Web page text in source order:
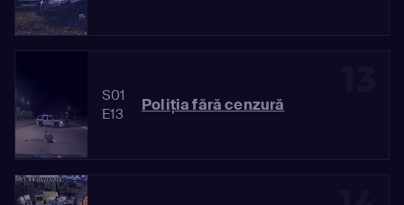
S01
E13
Poliția fără cenzură